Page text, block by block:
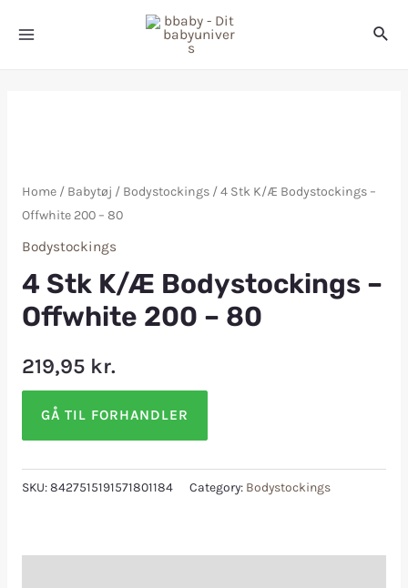
Home/ Babytøj / Bodystockings/ 4 Stk K/Æ Bodystockings –
Offwhite 200 – 80
Bodystockings
4 Stk K/Æ Bodystockings –
Offwhite 200 – 80
219,95 kr.
GÅ TIL FORHANDLER
SKU:8427515191571801184 Category: Bodystockings